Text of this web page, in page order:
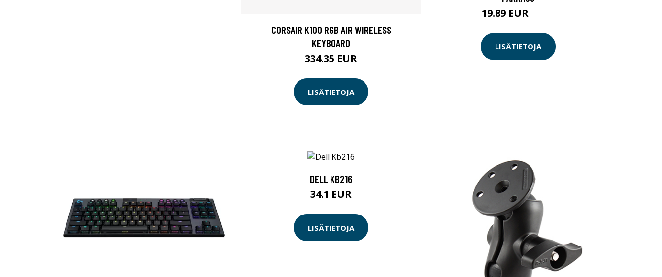
CORSAIR K100 RGB AIR WIRELESS
KEYBOARD
334.35 EUR
LISÄTIETOJA
19.89 EUR
LISÄTIETOJA
DELL KB216
34.1 EUR
LISÄTIETOJA